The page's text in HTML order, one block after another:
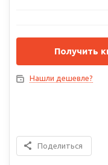
Получить
Нашли дешевле?
Поделиться